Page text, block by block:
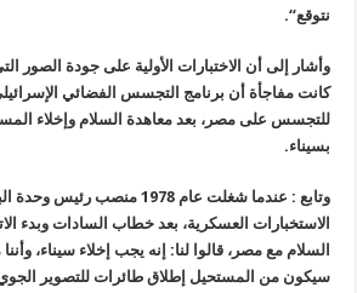
نتوقع“.
وأشار إلى أن الاختبارات الأولية على جودة الصور
كانت مفاجأة أن برنامج التجسس الفضائي
للتجسس على مصر، بعد معاهدة السلام وإخلاء
بسيناء.
وتابع : عندما شغلت عام 1978
الاستخبارات العسكرية، بعد خطاب السادات وبدء
السلام مع مصر، قالوا لنا: إنه يجب إخلاء سيناء،
سيكون من المستحيل إطلاق طائرات للتصوير